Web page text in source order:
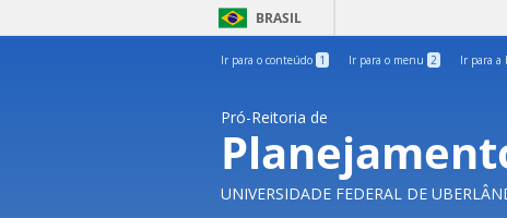
BRASIL
Ir para o conteúdo 1 Ir para o menu 2 Ir para a
Pró-Reitoria de
UNIVERSIDADE FEDERAL DE